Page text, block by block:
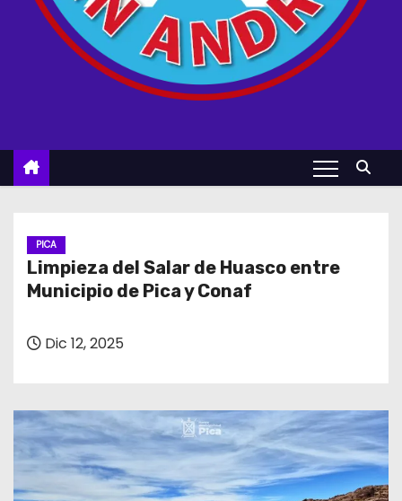
PICA
Limpieza del Salar de Huasco entre
Municipio de Pica y Conaf
Dic 12, 2025